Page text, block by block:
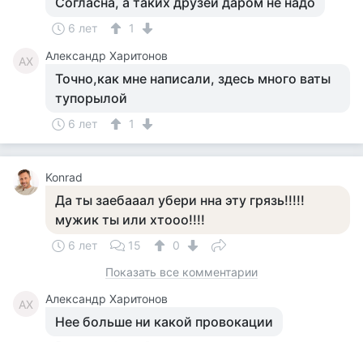
6 лет 1
АХ Александр Харитонов
Точно,как мне написали, здесь много ваты
тупорылой
6 лет 1
Konrad
Да ты заебааал убери нна эту грязь!!!!!
мужик ты или хтооо!!!!
6 лет 15
0
Показать все комментарии
АХ Александр Харитонов
Нее больше ни какой провокации